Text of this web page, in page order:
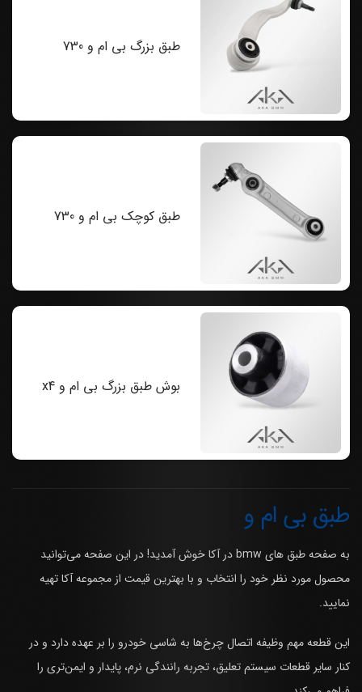
طبق بزرگ بی ام و 730
طبق کوچک بی ام و 730
بوش طبق بزرگ بی ام و x4
طبق بی ام و
به صفحه طبق های bmw در آکا خوش آمدید! در این صفحه می‌توانید
محصول مورد نظر خود را انتخاب و با بهترین قیمت از مجموعه آکا تهیه
نمایید.
این قطعه مهم وظیفه اتصال چرخ‌ها به شاسی خودرو را بر عهده دارد و در
کنار سایر قطعات سیستم تعلیق، تجربه رانندگی نرم، پایدار و ایمن‌تری را